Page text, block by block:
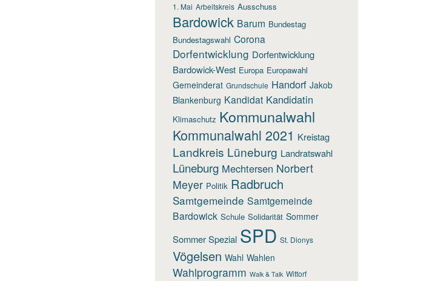
1. Mai Arbeitskreis Ausschuss
Bardowick Barum Bundestag
Bundestagswahl Corona
Dorfentwicklung Dorfentwicklung
Bardowick-West Europa Europawahl
Gemeinderat Grundschule Handorf Jakob
Blankenburg Kandidat Kandidatin
Klimaschutz Kommunalwahl
Kommunalwahl 2021 Kreistag
Landkreis Lüneburg Landratswahl
Lüneburg Mechtersen Norbert
Meyer Politik Radbruch
Samtgemeinde Samtgemeinde
Bardowick Schule Solidarität Sommer
Sommer Spezial SPD St. Dionys
Vögelsen Wahl Wahlen
Wahlprogramm Walk & Talk Wittorf